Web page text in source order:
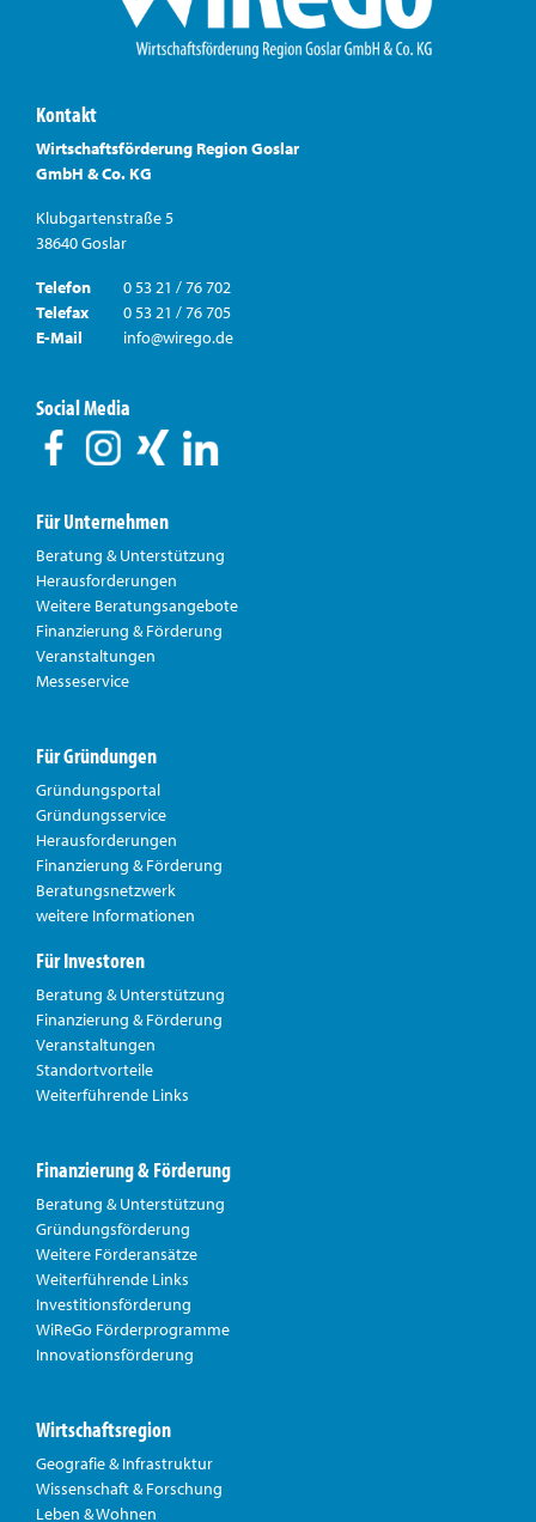
Kontakt
Wirtschaftsförderung Region Goslar
GmbH & Co. KG
Klubgartenstraße 5
38640 Goslar
Telefon
0 53 21 / 76 702
Telefax
0 53 21 / 76 705
E-Mail
info@wirego.de
Social Media
Für Unternehmen
Beratung & Unterstützung
Herausforderungen
Weitere Beratungsangebote
Finanzierung & Förderung
Veranstaltungen
Messeservice
Für Gründungen
Gründungsportal
Gründungsservice
Herausforderungen
Finanzierung & Förderung
Beratungsnetzwerk
weitere Informationen
Für Investoren
Beratung & Unterstützung
Finanzierung & Förderung
Veranstaltungen
Standortvorteile
Weiterführende Links
Finanzierung & Förderung
Beratung & Unterstützung
Gründungsförderung
Weitere Förderansätze
Weiterführende Links
Investitionsförderung
WiReGo Förderprogramme
Innovationsförderung
Wirtschaftsregion
Geografie & Infrastruktur
Wissenschaft & Forschung
Leben & Wohnen